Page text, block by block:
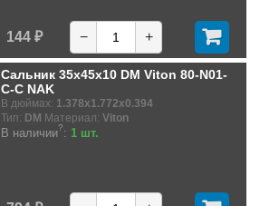
144 ₽ − +
Сальник 35x45x10 DM Viton 80-N01-
C-C NAK
В дюймах: 1.378x1.772x0.394
Тип: DM Материал: Viton
В наличии?: 1 шт.